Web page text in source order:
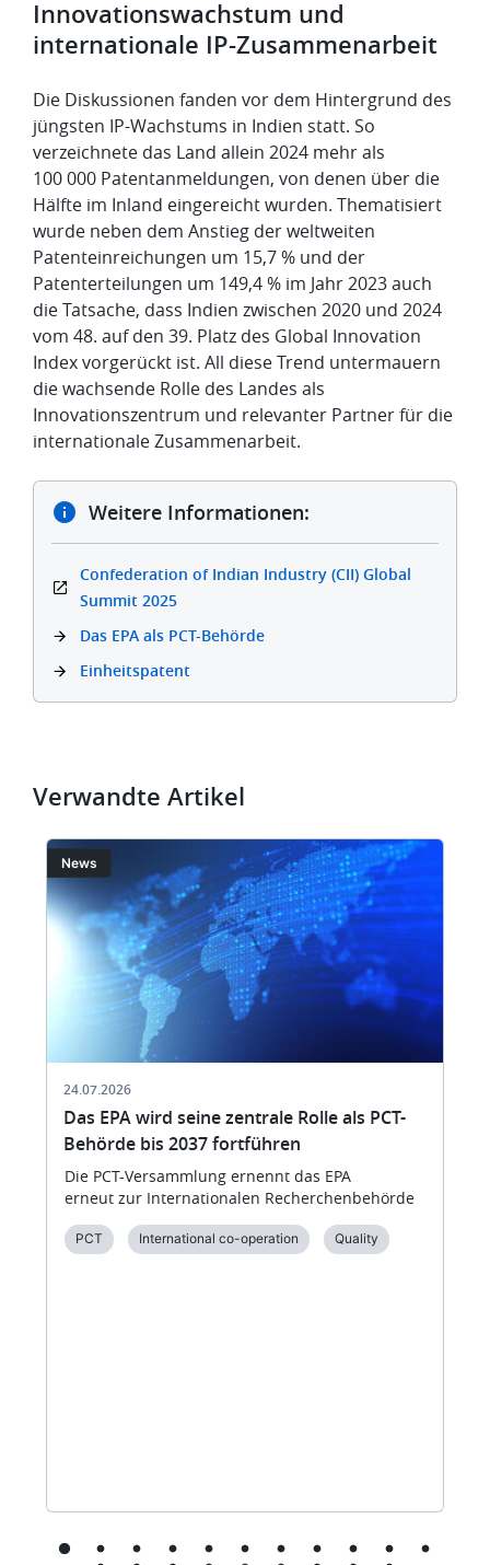
Innovationswachstum und
internationale IP-Zusammenarbeit
Die Diskussionen fanden vor dem Hintergrund des
jüngsten IP-Wachstums in Indien statt. So
verzeichnete das Land allein 2024 mehr als
100 000 Patentanmeldungen, von denen über die
Hälfte im Inland eingereicht wurden. Thematisiert
wurde neben dem Anstieg der weltweiten
Patenteinreichungen um 15,7 % und der
Patenterteilungen um 149,4 % im Jahr 2023 auch
die Tatsache, dass Indien zwischen 2020 und 2024
vom 48. auf den 39. Platz des Global Innovation
Index vorgerückt ist. All diese Trend untermauern
die wachsende Rolle des Landes als
Innovationszentrum und relevanter Partner für die
internationale Zusammenarbeit.
Weitere Informationen:
Confederation of Indian Industry (CII) Global
Summit 2025
Das EPA als PCT-Behörde
Einheitspatent
Verwandte Artikel
BildNews
24.07.2026
Das EPA wird seine zentrale Rolle als PCT-
Behörde bis 2037 fortführen
Die PCT-Versammlung ernennt das EPA
erneut zur Internationalen Recherchenbehörde
PCT International co-operation Quality